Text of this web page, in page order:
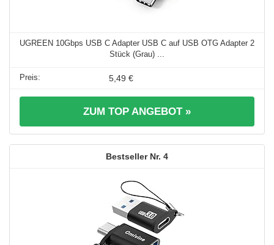
UGREEN 10Gbps USB C Adapter USB C auf USB OTG Adapter 2
Stück (Grau) ...
5,49 €
ZUM TOP ANGEBOT »
4